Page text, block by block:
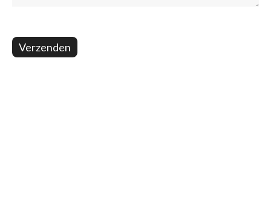
Verzenden